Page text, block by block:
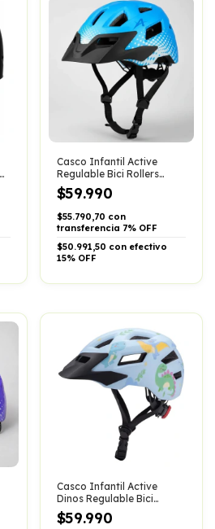
Casco Infantil Active
Regulable Bici Rollers
Skate Ventilado
$59.990
$55.790,70 con
transferencia 7% OFF
$50.991,50 con efectivo
15% OFF
Casco Infantil Active
Dinos Regulable Bici
Rollers Skate
$59.990